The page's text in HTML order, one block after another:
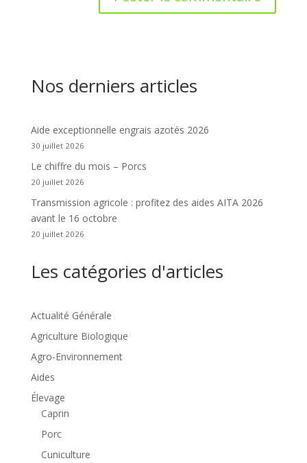
Nos derniers articles
Aide exceptionnelle engrais azotés 2026
30 juillet 2026
Le chiffre du mois – Porcs
20 juillet 2026
Transmission agricole : profitez des aides AITA 2026
avant le 16 octobre
20 juillet 2026
Les catégories d'articles
Actualité Générale
Agriculture Biologique
Agro-Environnement
Aides
Élevage
Caprin
Porc
Cuniculture